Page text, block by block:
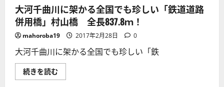
る
櫻
特
集！
に
い
て
さ
に
第
１
２
弾】
千
曲
川
権
現
木
大河千曲川に架かる全国でも珍しい「鉄道道路
併用橋」村山橋 全長837.8ｍ！
mahoroba19 2017年2月28日 0
大河千曲川に架かる全国でも珍しい「鉄
続きを読む
河